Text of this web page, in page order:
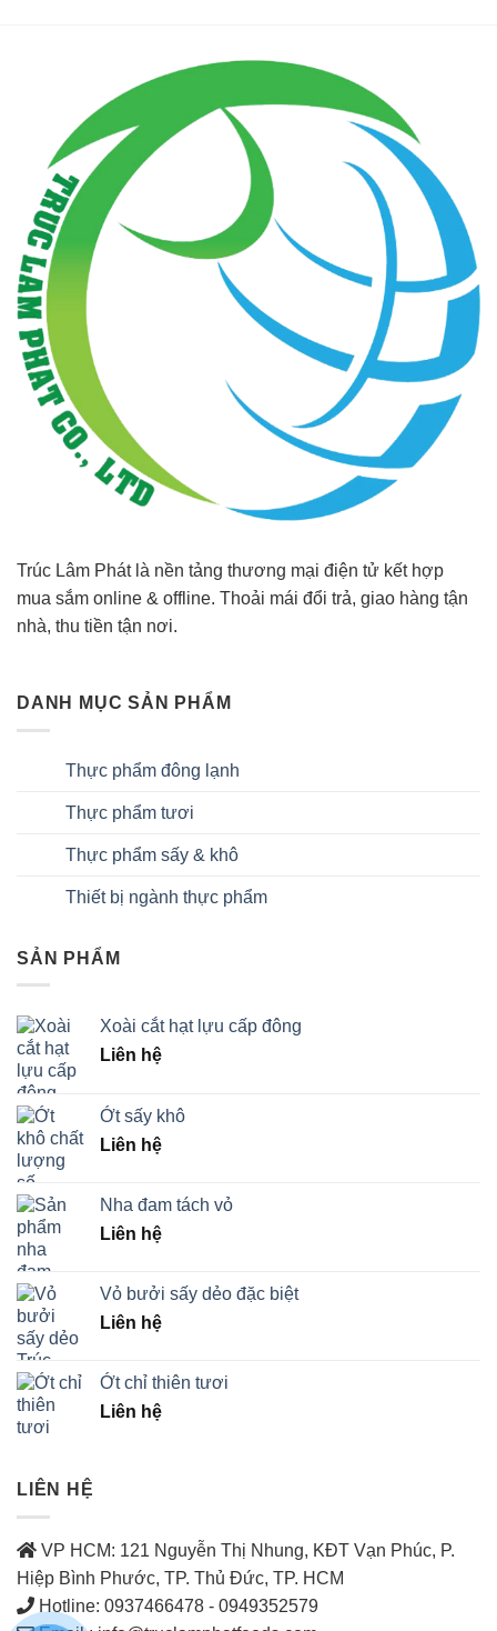
Trúc Lâm Phát là nền tảng thương mại điện tử kết hợp
mua sắm online & offline. Thoải mái đổi trả, giao hàng tận
nhà, thu tiền tận nơi.
DANH MỤC SẢN PHẨM
Thực phẩm đông lạnh
Thực phẩm tươi
Thực phẩm sấy & khô
Thiết bị ngành thực phẩm
SẢN PHẨM
Xoài cắt hạt lựu cấp đông
Liên hệ
Ớt sấy khô
Liên hệ
Nha đam tách vỏ
Liên hệ
Vỏ bưởi sấy dẻo đặc biệt
Liên hệ
Ớt chỉ thiên tươi
Liên hệ
LIÊN HỆ
VP HCM: 121 Nguyễn Thị Nhung, KĐT Vạn Phúc, P.
Hiệp Bình Phước, TP. Thủ Đức, TP. HCM
Hotline: 0937466478 - 0949352579